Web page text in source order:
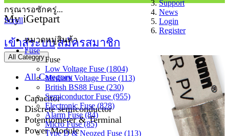
Support
News
Login
Register
My iGetpart
เข้าสู่ระบบสมัครสมาชิก
All Category
All Category
Capacitor
Discrete semiconductor
Potentiometer & Terminal
Power Module
กรุณารอซักครู่...
Scroll
หมวดหมู่สินค้า
Fuse
Fuse
Low Voltage Fuse (1804)
Medium Voltage Fuse (113)
British BS88 Fuse (230)
Semiconductor Fuse (955)
Electronic Fuse (828)
Alarm Fuse (84)
Micro Fuse (85)
Type D & Neozed Fuse (113)